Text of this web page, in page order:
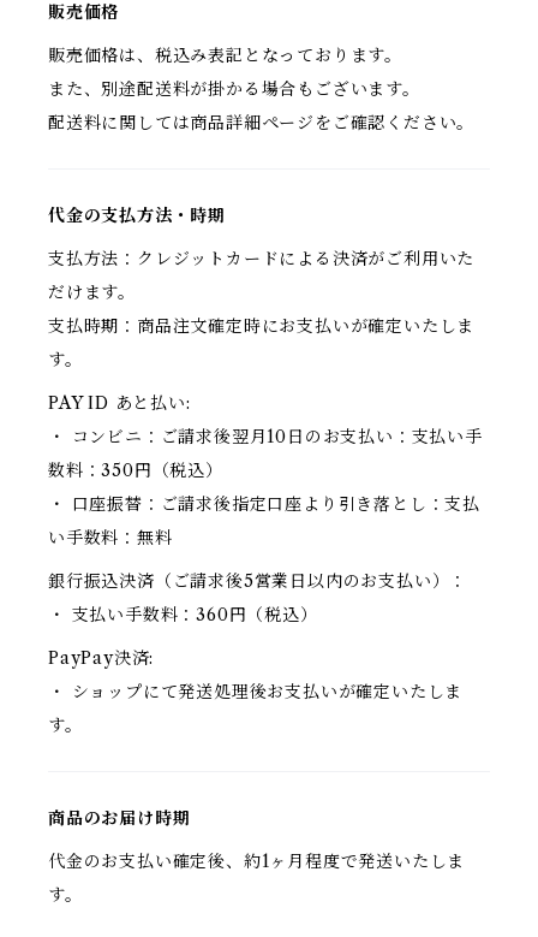
販売価格
販売価格は、税込み表記となっております。
また、別途配送料が掛かる場合もございます。
配送料に関しては商品詳細ページをご確認ください。
代金の支払方法・時期
支払方法：クレジットカードによる決済がご利用いた
だけます。
支払時期：商品注文確定時にお支払いが確定いたしま
す。
PAY ID あと払い:
・ コンビニ：ご請求後翌月10日のお支払い：支払い手
数料：350円（税込）
・ 口座振替：ご請求後指定口座より引き落とし：支払
い手数料：無料
銀行振込決済（ご請求後5営業日以内のお支払い）：
・ 支払い手数料：360円（税込）
PayPay決済:
・ ショップにて発送処理後お支払いが確定いたしま
す。
商品のお届け時期
代金のお支払い確定後、約1ヶ月程度で発送いたしま
す。